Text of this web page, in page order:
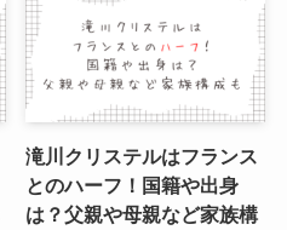
滝川クリステルはフランス
とのハーフ！国籍や出身
は？父親や母親など家族構